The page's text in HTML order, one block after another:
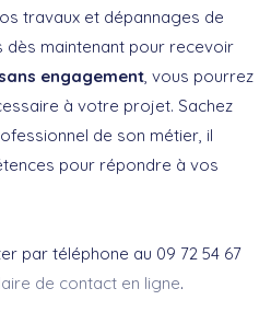
travaux et dépannages de
dès maintenant pour recevoir
engagement, vous pourrez
à votre projet. Sachez
de son métier, il
pour répondre à vos
par téléphone au 09 72 54 67
de contact en ligne.